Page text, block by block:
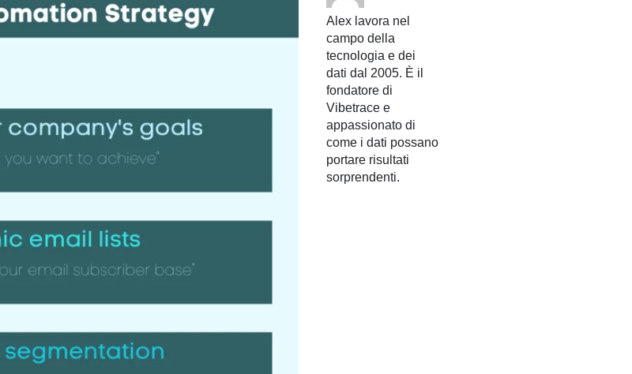
Alex lavora nel
campo della
tecnologia e dei
dati dal 2005. È il
fondatore di
Vibetrace e
appassionato di
come i dati possano
portare risultati
sorprendenti.